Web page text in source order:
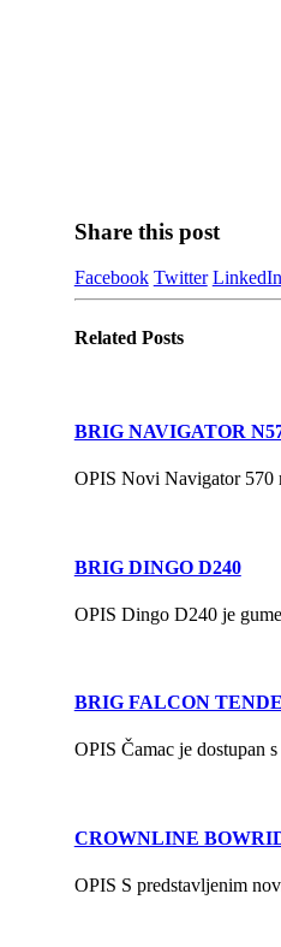
Share this post
Facebook Twitter LinkedIn
Related Posts
BRIG NAVIGATOR
OPIS Novi Navigator 570
BRIG DINGO D240
OPIS Dingo D240 je
BRIG FALCON
OPIS Čamac je dostupan
CROWNLINE
OPIS S predstavljenim